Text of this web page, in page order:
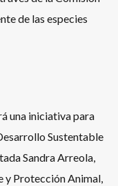
de las especies
una iniciativa para
Sustentable
Sandra Arreola,
y Protección Animal,